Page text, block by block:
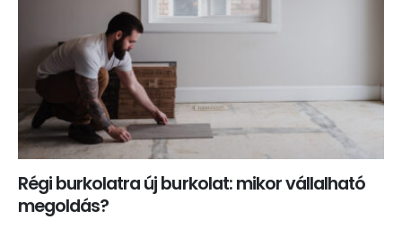
Régi burkolatra új burkolat: mikor vállalható
megoldás?